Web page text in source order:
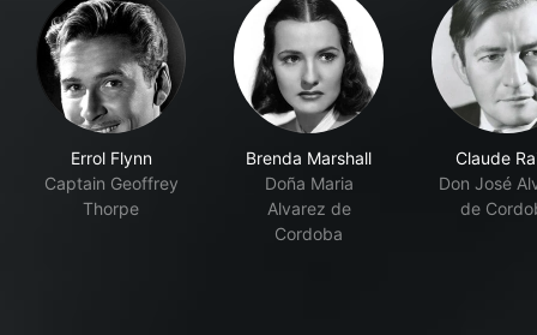
Errol Flynn
Captain Geoffrey
Thorpe
Brenda Marshall
Doña Maria
Alvarez de
Cordoba
Claude
Don José
de